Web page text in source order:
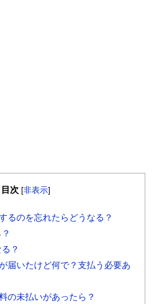
目次 [非表示]
るのを忘れたらどうなる？
？
届いたけど何で？支払う必要あ
の未払いがあったら？